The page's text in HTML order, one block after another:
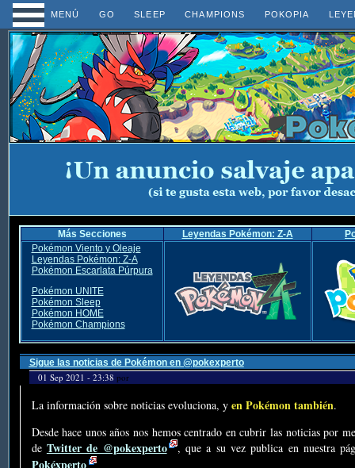
MENÚ GO SLEEP CHAMPIONS POKOPIA
Más Secciones Leyendas Pokémon: Z-A
Pokémon Viento y Oleaje
Leyendas Pokémon: Z-A
Pokémon Escarlata Púrpura
Pokémon UNITE
Pokémon Sleep
Pokémon HOME
Pokémon Champions
Sigue las noticias de Pokémon en @pokexperto
01 Sep 2021 - 23:38 por
La información sobre noticias evoluciona, y en Pokémon también.
Desde hace unos años nos hemos centrado en cubrir las noticias por
de Twitter de @pokexperto , que a su vez publica en nuestra
Pokéxperto